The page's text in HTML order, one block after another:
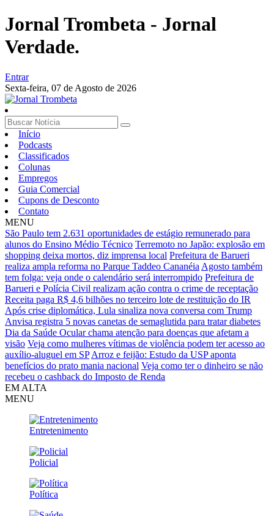
Jornal Trombeta - Jornal
Verdade.
Entrar
Sexta-feira, 07 de Agosto de 2026
Início
Podcasts
Classificados
Colunas
Empregos
Guia Comercial
Cupons de Desconto
Contato
MENU
São Paulo tem 2.631 oportunidades de estágio remunerado para
alunos do Ensino Médio Técnico Terremoto no Japão: explosão em
shopping deixa mortos, diz imprensa local Prefeitura de Barueri
realiza ampla reforma no Parque Taddeo Cananéia Agosto também
tem folga: veja onde o calendário será interrompido Prefeitura de
Barueri e Polícia Civil realizam ação contra o crime de receptação
Receita paga R$ 4,6 bilhões no terceiro lote de restituição do IR
Após crise diplomática, Lula sinaliza nova conversa com Trump
Anvisa registra 5 novas canetas de semaglutida para tratar diabetes
Dia da Saúde Ocular chama atenção para doenças que afetam a
visão Veja como mulheres vítimas de violência podem ter acesso ao
auxílio-aluguel em SP Arroz e feijão: Estudo da USP aponta
benefícios do prato mania nacional Veja como ter o dinheiro se não
recebeu o cashback do Imposto de Renda
EM ALTA
MENU
Entretenimento
Policial
Política